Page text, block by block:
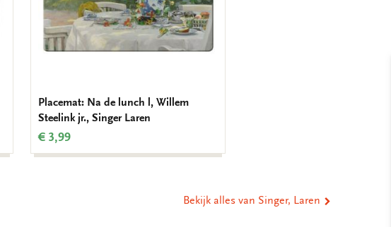
Placemat: Na de lunch l, Willem
Steelink jr., Singer Laren
€ 3,99
Bekijk alles van Singer, Laren